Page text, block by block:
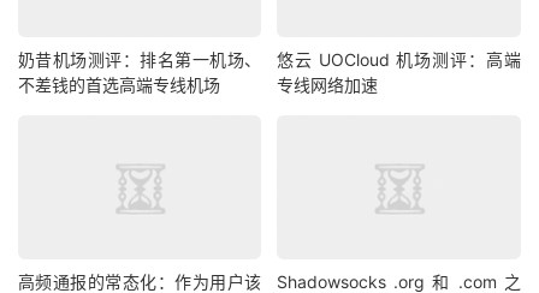
奶昔机场测评：排名第一机场、
不差钱的首选高端专线机场
悠云 UOCloud 机场测评：高端
专线网络加速
高频通报的常态化：作为用户该
Shadowsocks .org 和 .com 之